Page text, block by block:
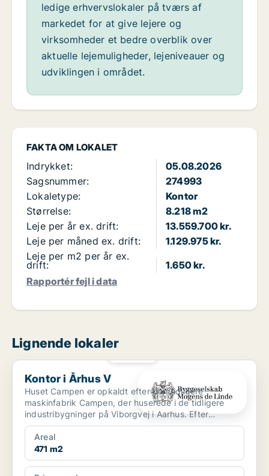
FAKTA OM LOKALET
Indrykket:
05.08.2026
Sagsnummer:
274993
Lokaletype:
Kontor
Størrelse:
8.218 m2
Leje per år ex. drift:
13.559.700 kr.
Leje per måned ex. drift:
1.129.975 kr.
Leje per m2 per år ex.
drift:
1.650 kr.
Rapportér fejl i data
ledige erhvervslokaler på tværs af
markedet for at give lejere og
virksomheder et bedre overblik over
aktuelle lejemuligheder, lejeniveauer og
udviklingen i området.
Lignende lokaler
Kontor i Århus V
Kontor i Århus V
Huset Campen er opkaldt efter den tidligere
maskinfabrik Campen, der huserede i de tidligere
industribygninger på Viborgvej i Aarhus. Efter
omfattende istand...
Areal
471 m2